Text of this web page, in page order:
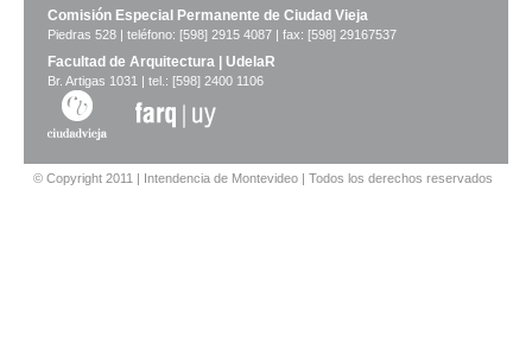
Comisión Especial Permanente de Ciudad Vieja
Piedras 528 | teléfono: [598] 2915 4087 | fax: [598] 29167537
Facultad de Arquitectura | UdelaR
Br. Artigas 1031 | tel.: [598] 2400 1106
© Copyright 2011 | Intendencia de Montevideo | Todos los derechos reservados